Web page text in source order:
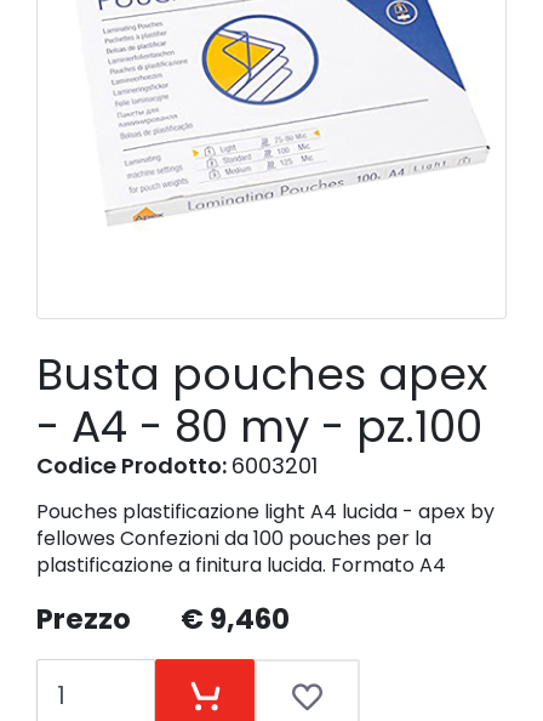
Busta pouches apex
- A4 - 80 my - pz.100
Codice Prodotto: 6003201
Pouches plastificazione light A4 lucida - apex by
fellowes Confezioni da 100 pouches per la
plastificazione a finitura lucida. Formato A4
Prezzo € 9,460